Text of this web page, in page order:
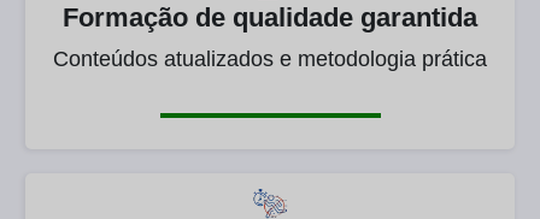
Formação de qualidade garantida
Conteúdos atualizados e metodologia prática